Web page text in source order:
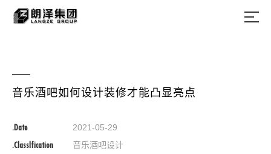
音乐酒吧如何设计装修才能凸显亮点
.Date 2021-05-29
.Classlfication 音乐酒吧设计